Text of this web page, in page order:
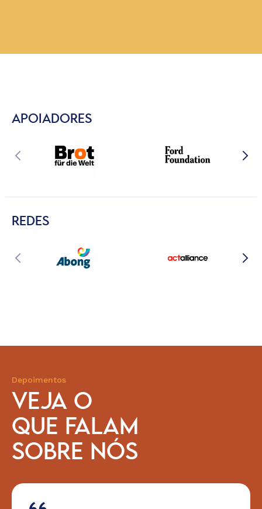
APOIADORES
REDES
Depoimentos
VEJA O
QUE FALAM
SOBRE NÓS